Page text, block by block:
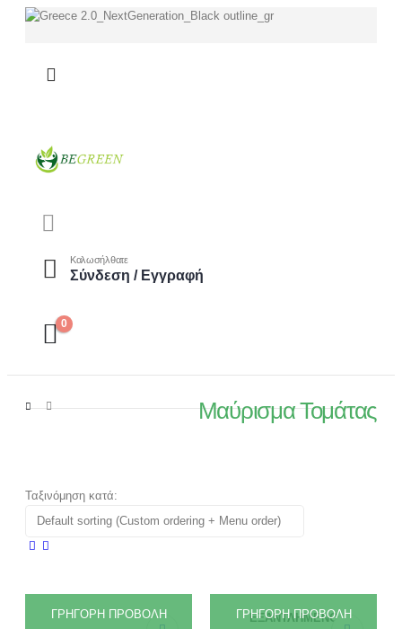
Καλωσήλθατε
Σύνδεση / Εγγραφή
0
Μαύρισμα Τομάτας
Ταξινόμηση κατά:
ΓΡΗΓΟΡΗ ΠΡΟΒΟΛΗ ΕΞΑΝΤΛΗΜΈΝΟ
ΓΡΗΓΟΡΗ ΠΡΟΒΟΛΗ